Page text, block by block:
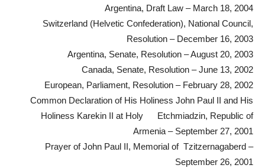
Argentina, Draft Law – March 18, 2004
Switzerland (Helvetic Confederation), National Council,
Resolution – December 16, 2003
Argentina, Senate, Resolution – August 20, 2003
Canada, Senate, Resolution – June 13, 2002
European, Parliament, Resolution – February 28, 2002
Common Declaration of His Holiness John Paul II and His
Holiness Karekin II at Holy Etchmiadzin, Republic of
Armenia – September 27, 2001
Prayer of John Paul II, Memorial of Tzitzernagaberd –
September 26, 2001